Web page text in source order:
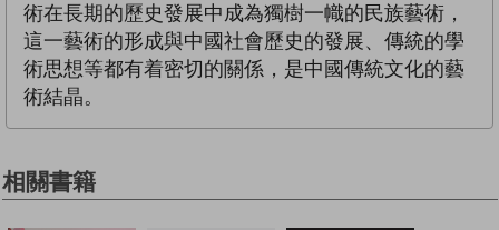
術在長期的歷史發展中成為獨樹一幟的民族藝術，
這一藝術的形成與中國社會歷史的發展、傳統的學
術思想等都有着密切的關係，是中國傳統文化的藝
術結晶。
相關書籍